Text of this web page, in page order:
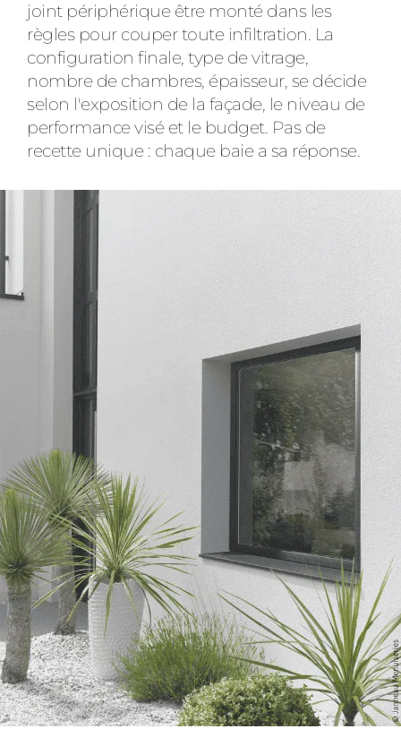
joint périphérique être monté dans les
règles pour couper toute infiltration. La
configuration finale, type de vitrage,
nombre de chambres, épaisseur, se décide
selon l'exposition de la façade, le niveau de
performance visé et le budget. Pas de
recette unique : chaque baie a sa réponse.